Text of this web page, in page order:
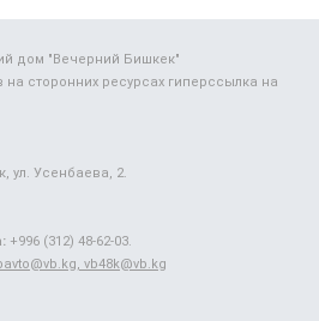
дом "Вечерний Бишкек"
сторонних ресурсах гиперссылка на
ул. Усенбаева, 2.
+996 (312) 48-62-03.
vb48k@vb.kg